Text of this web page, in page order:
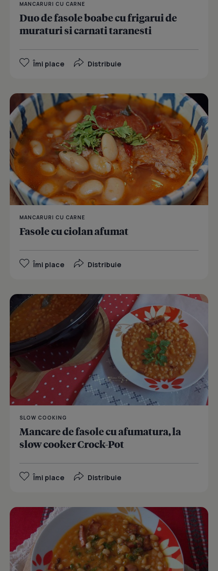
MANCARURI CU CARNE
Duo de fasole boabe cu frigarui de
muraturi si carnati taranesti
Îmi place Distribuie
MANCARURI CU CARNE
Fasole cu ciolan afumat
Îmi place Distribuie
SLOW COOKING
Mancare de fasole cu afumatura, la
slow cooker Crock-Pot
Îmi place Distribuie